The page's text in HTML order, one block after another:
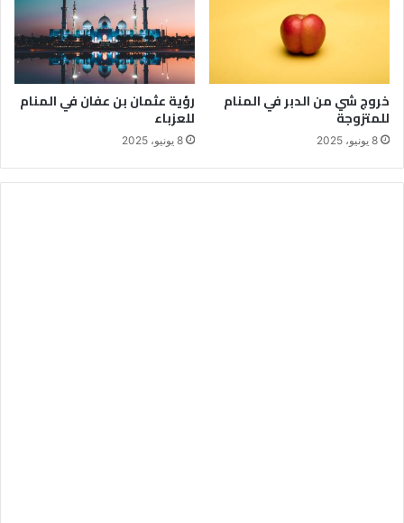
خروج شي من الدبر في المنام
للمتزوجة
8 يونيو، 2025
رؤية عثمان بن عفان في المنام
للعزباء
8 يونيو، 2025